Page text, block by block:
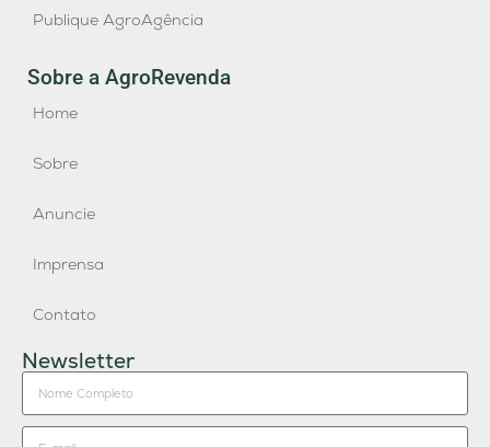
Publique AgroAgência
Sobre a AgroRevenda
Home
Sobre
Anuncie
Imprensa
Contato
Newsletter